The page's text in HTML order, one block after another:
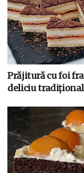
Prăjitură cu foi
deliciu